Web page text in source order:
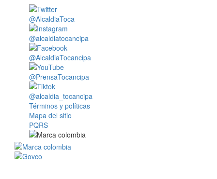
@AlcaldiaToca
@alcaldiatocancipa
@AlcaldiaTocancipa
@PrensaTocancipa
@alcaldia_tocancipa
Términos y políticas
Mapa del sitio
PQRS